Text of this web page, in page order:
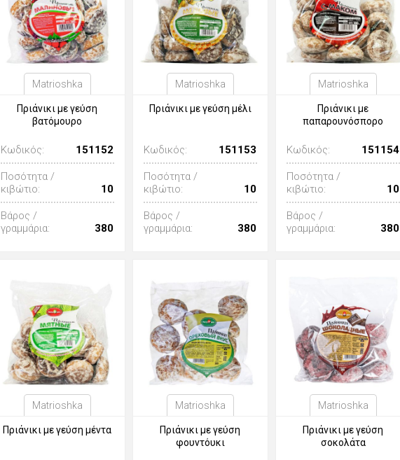
Matrioshka
Πριάνικι με γεύση
βατόμουρο
Κωδικός: 151152
Ποσότητα /
κιβώτιο:
10
Βάρος /
γραμμάρια:
380
Matrioshka
Πριάνικι με γεύση μέλι
Κωδικός: 151153
Ποσότητα /
κιβώτιο:
10
Βάρος /
γραμμάρια:
380
Matrioshka
Πριάνικι με
παπαρουνόσπορο
Κωδικός: 151154
Ποσότητα /
κιβώτιο:
10
Βάρος /
γραμμάρια:
380
Matrioshka
Πριάνικι με γεύση μέντα
Matrioshka
Πριάνικι με γεύση
φουντόυκι
Matrioshka
Πριάνικι με γεύση
σοκολάτα